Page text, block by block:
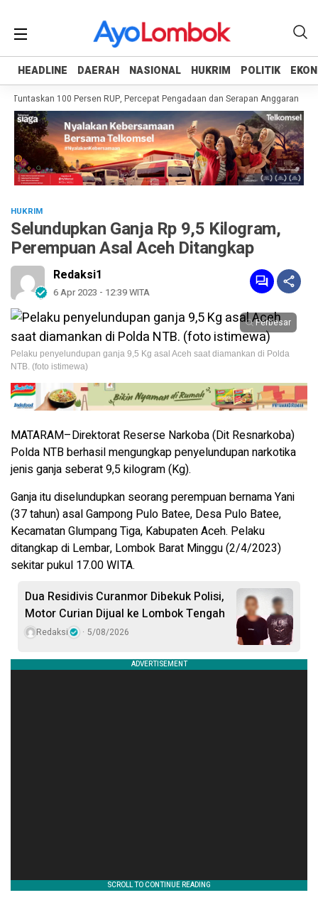
HEADLINE DAERAH NASIONAL HUKRIM POLITIK
HEADLINE DAERAH NASIONAL HUKRIM POLITIK
Tuntaskan 100 Persen RUP, Percepat Pengadaan dan Serapan Anggaran
HUKRIM
Selundupkan Ganja Rp 9,5 Kilogram,
Perempuan Asal Aceh Ditangkap
Redaksi1
6 Apr 2023 - 12:39 WITA
Perbesar
Pelaku penyelundupan ganja 9,5 Kg asal Aceh saat diamankan di Polda
NTB. (foto istimewa)
MATARAM–Direktorat Reserse Narkoba (Dit Resnarkoba)
Polda NTB berhasil mengungkap penyelundupan narkotika
jenis ganja seberat 9,5 kilogram (Kg).
Ganja itu diselundupkan seorang perempuan bernama Yani
(37 tahun) asal Gampong Pulo Batee, Desa Pulo Batee,
Kecamatan Glumpang Tiga, Kabupaten Aceh. Pelaku
ditangkap di Lembar, Lombok Barat Minggu (2/4/2023)
sekitar pukul 17.00 WITA.
Dua Residivis Curanmor Dibekuk Polisi,
Motor Curian Dijual ke Lombok Tengah
Redaksi 5/08/2026